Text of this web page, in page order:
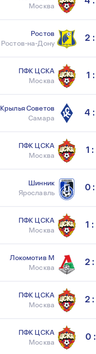
Москва
Ростов
Ростов-на-Дону
2
ПФК ЦСКА
Москва
1
Крылья Советов
Самара
4
ПФК ЦСКА
Москва
1
Шинник
Ярославль
0
ПФК ЦСКА
Москва
1
Локомотив М
Москва
2
ПФК ЦСКА
Москва
2
ПФК ЦСКА
Москва
0